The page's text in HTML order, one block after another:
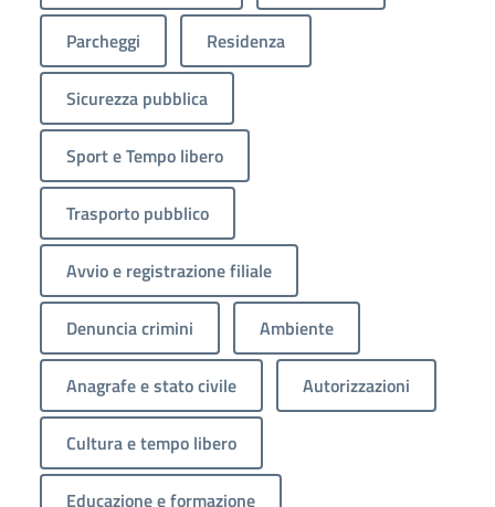
Parcheggi Residenza
Sicurezza pubblica
Sport e Tempo libero
Trasporto pubblico
Avvio e registrazione filiale
Denuncia crimini Ambiente
Anagrafe e stato civile Autorizzazioni
Cultura e tempo libero
Educazione e formazione